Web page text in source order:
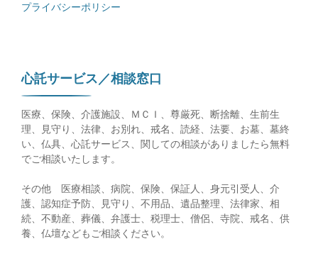
プライバシーポリシー
心託サービス／相談窓口
医療、保険、介護施設、ＭＣＩ、尊厳死、断捨離、生前生
理、見守り、法律、お別れ、戒名、読経、法要、お墓、墓終
い、仏具、心託サービス、関しての相談がありましたら無料
でご相談いたします。
その他 医療相談、病院、保険、保証人、身元引受人、介
護、認知症予防、見守り、不用品、遺品整理、法律家、相
続、不動産、葬儀、弁護士、税理士、僧侶、寺院、戒名、供
養、仏壇などもご相談ください。